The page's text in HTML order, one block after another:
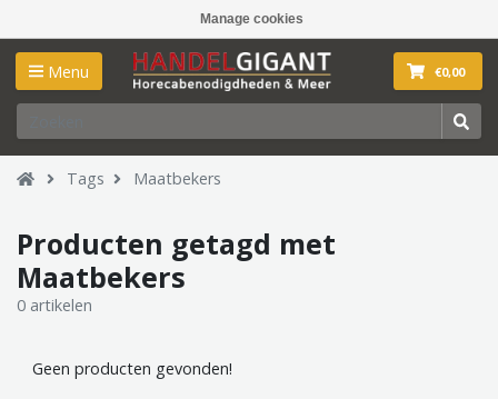
Manage cookies
Menu €0,00
Tags Maatbekers
Producten getagd met
Maatbekers
0 artikelen
Geen producten gevonden!